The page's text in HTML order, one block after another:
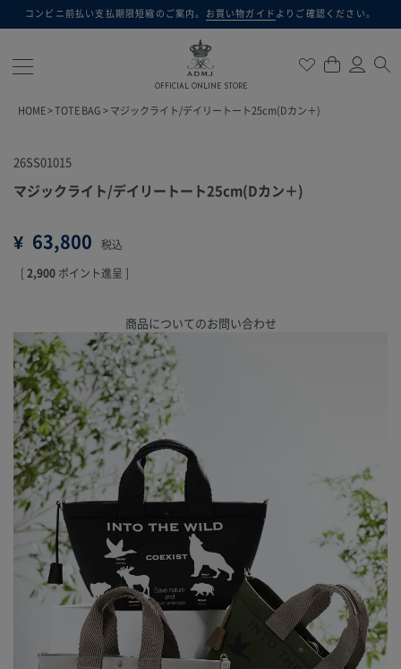
コンビニ前払い支払期限短縮のご案内。 お買い物ガイド よりご確認ください。
OFFICIAL ONLINE STORE
検索
HOME TOTE BAG マジックライト/デイリートート25cm(Dカン＋)
26SS01015
マジックライト/デイリートート25cm(Dカン＋)
¥ 63,800
税込
[ 2,900 ポイント進呈 ]
商品についてのお問い合わせ